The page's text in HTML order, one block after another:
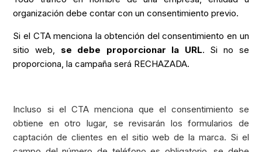
organización debe contar con un consentimiento previo.
Si el CTA menciona la obtención del consentimiento en un
sitio web, se debe proporcionar la URL. Si no se
proporciona, la campaña será RECHAZADA.
Incluso si el CTA menciona que el consentimiento se
obtiene en otro lugar, se revisarán los formularios de
captación de clientes en el sitio web de la marca. Si el